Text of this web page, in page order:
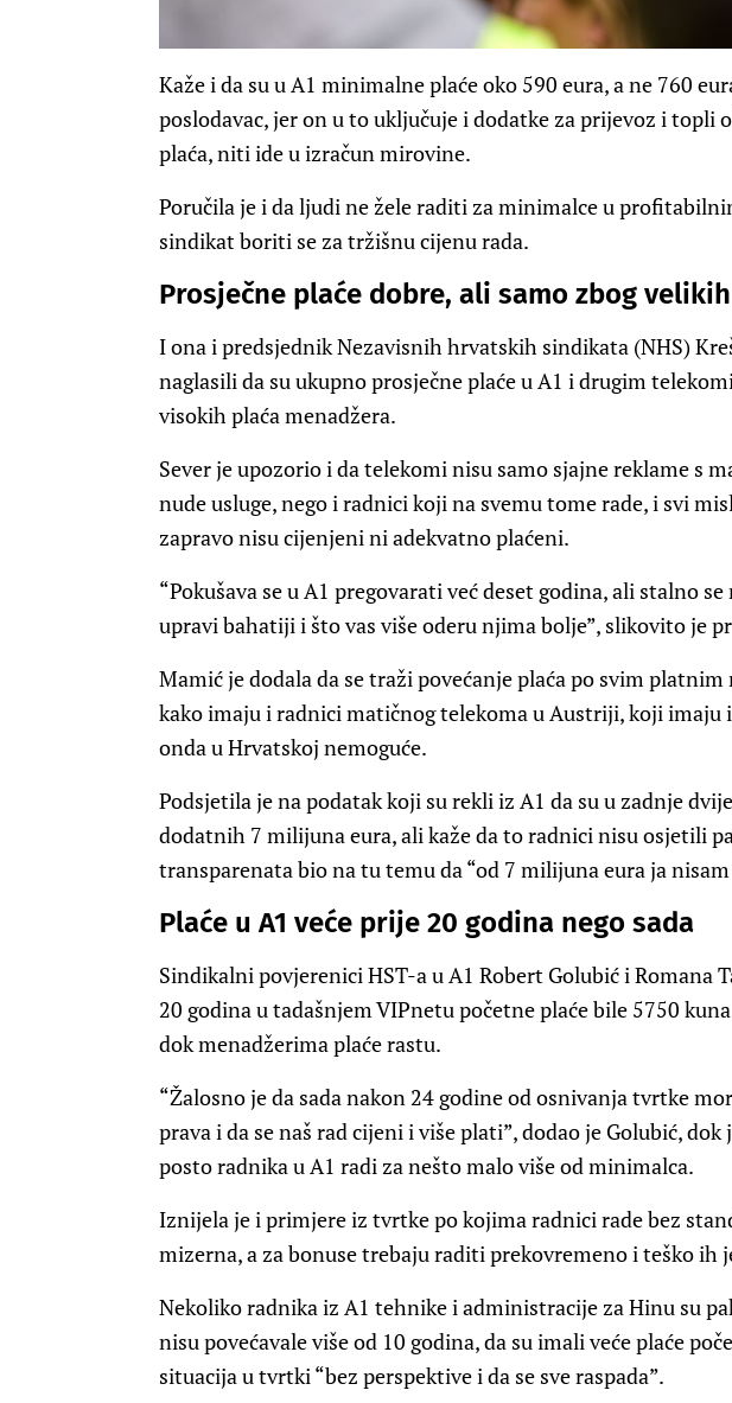
Kaže i da su u A1 minimalne plaće oko 590 eura, a ne 760
poslodavac, jer on u to uključuje i dodatke za prijevoz i topli
plaća, niti ide u izračun mirovine.
Poručila je i da ljudi ne žele raditi za minimalce u
sindikat boriti se za tržišnu cijenu rada.
Prosječne plaće dobre, ali samo zbog
I ona i predsjednik Nezavisnih hrvatskih sindikata (NHS)
naglasili da su ukupno prosječne plaće u A1 i drugim
visokih plaća menadžera.
Sever je upozorio i da telekomi nisu samo sjajne reklame s
nude usluge, nego i radnici koji na svemu tome rade, i svi
zapravo nisu cijenjeni ni adekvatno plaćeni.
“Pokušava se u A1 pregovarati već deset godina, ali stalno
upravi bahatiji i što vas više oderu njima bolje”, slikovito je
Mamić je dodala da se traži povećanje plaća po svim
kako imaju i radnici matičnog telekoma u Austriji, koji imaju
onda u Hrvatskoj nemoguće.
Podsjetila je na podatak koji su rekli iz A1 da su u zadnje
dodatnih 7 milijuna eura, ali kaže da to radnici nisu osjetili
transparenata bio na tu temu da “od 7 milijuna eura ja
Plaće u A1 veće prije 20 godina nego sada
Sindikalni povjerenici HST-a u A1 Robert Golubić i Romana
20 godina u tadašnjem VIPnetu početne plaće bile 5750
dok menadžerima plaće rastu.
“Žalosno je da sada nakon 24 godine od osnivanja tvrtke
prava i da se naš rad cijeni i više plati”, dodao je Golubić, dok
posto radnika u A1 radi za nešto malo više od minimalca.
Iznijela je i primjere iz tvrtke po kojima radnici rade bez
mizerna, a za bonuse trebaju raditi prekovremeno i teško ih
Nekoliko radnika iz A1 tehnike i administracije za Hinu su
nisu povećavale više od 10 godina, da su imali veće plaće
situacija u tvrtki “bez perspektive i da se sve raspada”.